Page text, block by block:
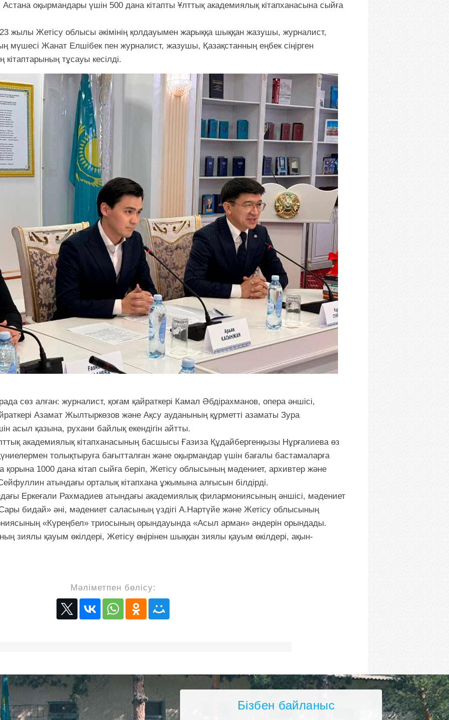
оқырмандары үшін 500 дана кітапты Ұлттық академиялық кітапханасына сыйға
жылы Жетісу облысы әкімінің қолдауымен жарыққа шыққан жазушы, журналист,
мүшесі Жанат Елшібек пен журналист, жазушы, Қазақстанның еңбек сіңірген
тұсауы кесілді.
сөз алған: журналист, қоғам қайраткері Камал Әбдірахманов, опера әншісі,
Азамат Жылтыркөзов және Ақсу ауданының құрметті азаматы Зура
асыл қазына, рухани байлық екендігін айтты.
академиялық кітапханасының басшысы Ғазиза Құдайбергенқызы Нұрғалиева өз
толықтыруға бағытталған және оқырмандар үшін бағалы бастамаларға
қорына 1000 дана кітап сыйға беріп, Жетісу облысының мәдениет, архивтер және
атындағы орталық кітапхана ұжымына алғысын білдірді.
Еркеғали Рахмадиев атындағы академиялық филармониясының әншісі, мәдениет
бидай» әні, мәдениет саласының үздігі А.Нартүйе және Жетісу облысының
«Күреңбел» триосының орындауында «Асыл арман» әндерін орындады.
зиялы қауым өкілдері, Жетісу өңірінен шыққан зиялы қауым өкілдері, ақын-
Мәліметпен бөлісу:
Бізбен байланыс